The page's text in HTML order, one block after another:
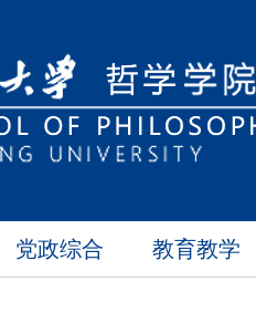
党政综合 教育教学